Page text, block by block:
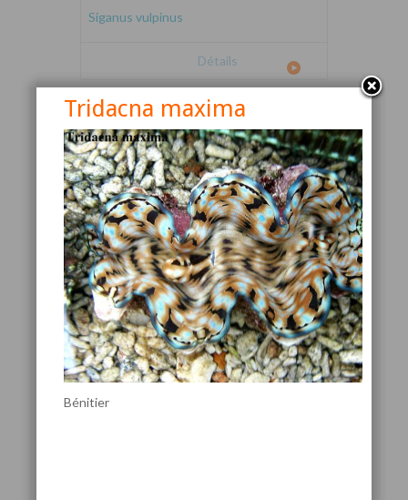
Siganus vulpinus
Détails
Canthigaster valentini
Détails
Tridacna maxima
Bénitier